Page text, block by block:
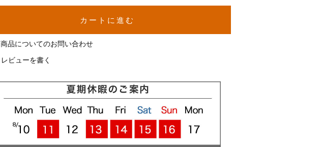
カートに進む
商品についてのお問い合わせ
レビューを書く